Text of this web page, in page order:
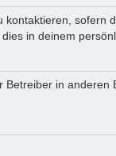
sofern
in deinem
in